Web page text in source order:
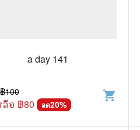
a day 141
100
ลือ ฿80 ลด20%
shopping_cart